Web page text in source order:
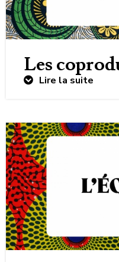
Les
Lire la suite